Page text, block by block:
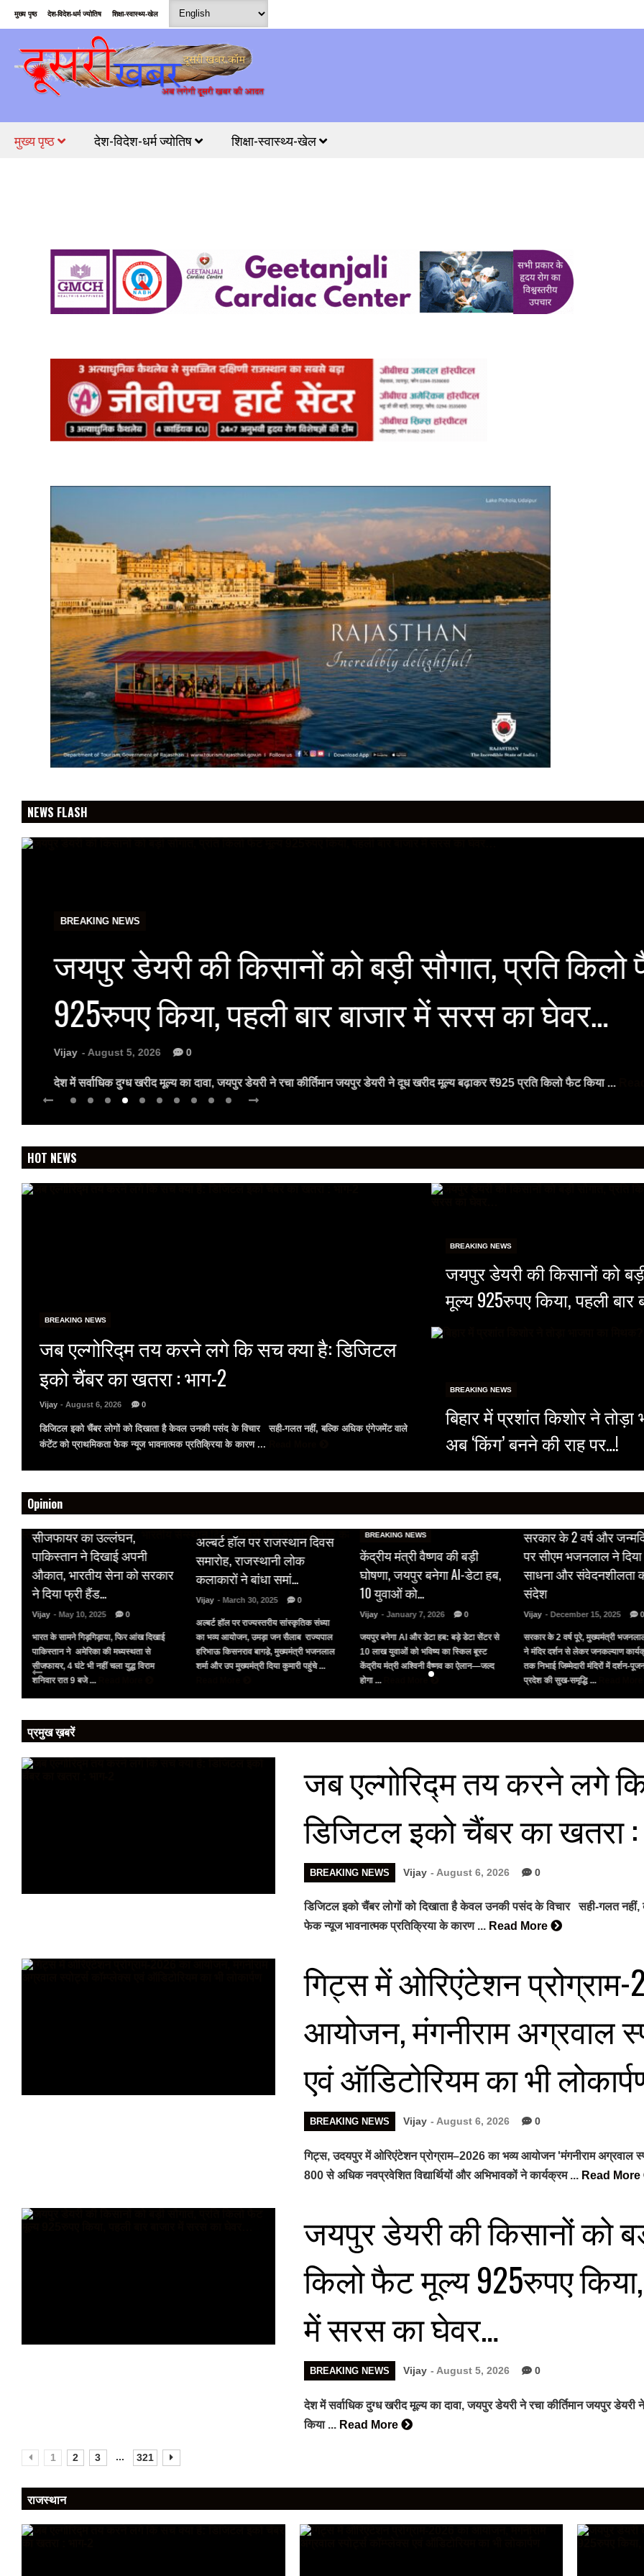
मुख्य पृष्ठ देश-विदेश-धर्म ज्योतिष शिक्षा-स्वास्थ्य-खेल
मुख्य पृष्ठ देश-विदेश-धर्म ज्योतिष शिक्षा-स्वास्थ्य-खेल
NEWS FLASH
BREAKING NEWS
जयपुर डेयरी की किसानों को बड़ी सौगात, प्रति
925रुपए किया, पहली बार बाजार में सरस का घेवर…
Vijay - August 5, 2026 0
देश में सर्वाधिक दुग्ध खरीद मूल्य का दावा, जयपुर डेयरी ने रचा कीर्तिमान जयपुर डेयरी ने दूध खरीद मूल्य बढ़ाकर ₹925 प्रति किलो फैट किया ...
HOT NEWS
BREAKING NEWS
जब एल्गोरिद्म तय करने लगे कि सच क्या है: डिजिटल
इको चैंबर का खतरा : भाग-2
Vijay - August 6, 2026 0
डिजिटल इको चैंबर लोगों को दिखाता है केवल उनकी पसंद के विचार सही-गलत नहीं, बल्कि अधिक एंगेजमेंट वाले
कंटेंट को प्राथमिकता फेक न्यूज भावनात्मक प्रतिक्रिया के कारण ...
BREAKING NEWS
जयपुर डेयरी की किसानों को
मूल्य 925रुपए किया, पहली
BREAKING NEWS
बिहार में प्रशांत किशोर ने
अब ‘किंग’ बनने की राह पर…!
Opinion
HOT NEWS
सीजफायर का उल्लंघन,
पाकिस्तान ने दिखाई अपनी
औकात, भारतीय सेना को सरकार
ने दिया फ्री हैंड…
Vijay - May 10, 2025 0
भारत के सामने गिड़गिड़ाया, फिर आंख दिखाई
पाकिस्तान ने अमेरिका की मध्यस्थता से
सीजफायर, 4 घंटे भी नहीं चला युद्ध विराम
शनिवार रात 9 बजे ...
अल्बर्ट हॉल पर राजस्थान दिवस
समारोह, राजस्थानी लोक
कलाकारों ने बांधा समां…
Vijay - March 30, 2025 0
अल्बर्ट हॉल पर राज्यस्तरीय सांस्कृतिक संध्या
का भव्य आयोजन, उमड़ा जन सैलाब राज्यपाल
हरिभाऊ किसनराव बागडे़, मुख्यमंत्री भजनलाल
शर्मा और उप मुख्यमंत्री दिया कुमारी पहुंचे ...
BREAKING NEWS
केंद्रीय मंत्री वैष्णव की बड़ी
घोषणा, जयपुर बनेगा AI-डेटा हब,
10 युवाओं को…
Vijay - January 7, 2026 0
जयपुर बनेगा AI और डेटा हब: बड़े डेटा सेंटर से
10 लाख युवाओं को भविष्य का स्किल बूस्ट
केंद्रीय मंत्री अश्विनी वैष्णव का ऐलान—जल्द
होगा ...
Read More
BREAKING NEWS
सरकार के 2 वर्ष और
पर सीएम भजनलाल ने दिया
साधना और संवेदनशीलता
संदेश
Vijay - December 15, 2025 0
सरकार के 2 वर्ष पूरे, मुख्यमंत्री
ने मंदिर दर्शन से लेकर जनकल्याण
तक निभाई जिम्मेदारी मंदिरों में दर्शन-
प्रदेश की सुख-समृद्धि ...
प्रमुख ख़बरें
जब एल्गोरिद्म तय करने लगे
डिजिटल इको चैंबर का खतरा :
BREAKING NEWS Vijay - August 6, 2026 0
डिजिटल इको चैंबर लोगों को दिखाता है केवल उनकी पसंद के विचार सही-गलत
फेक न्यूज भावनात्मक प्रतिक्रिया के कारण ... Read More
गिट्स में ओरिएंटेशन
आयोजन, मंगनीराम अग्रवाल
एवं ऑडिटोरियम का भी
BREAKING NEWS Vijay - August 6, 2026 0
गिट्स, उदयपुर में ओरिएंटेशन प्रोग्राम–2026 का भव्य आयोजन 'मंगनीराम अग्रवाल
800 से अधिक नवप्रवेशित विद्यार्थियों और अभिभावकों ने कार्यक्रम ... Read More
जयपुर डेयरी की किसानों को
किलो फैट मूल्य 925रुपए किया,
में सरस का घेवर…
BREAKING NEWS Vijay - August 5, 2026 0
देश में सर्वाधिक दुग्ध खरीद मूल्य का दावा, जयपुर डेयरी ने रचा कीर्तिमान जयपुर
किया ... Read More
1 2 3 ... 321
राजस्थान